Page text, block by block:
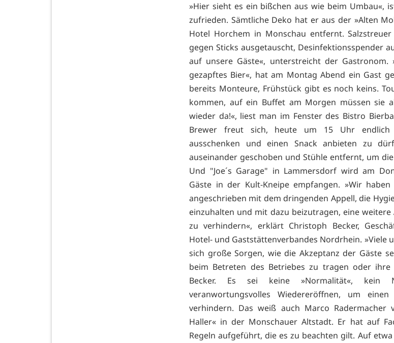
»Hier sieht es ein bißchen aus wie beim Umbau«,
zufrieden. Sämtliche Deko hat er aus der »Alten
Hotel Horchem in Monschau entfernt.
gegen Sticks ausgetauscht, Desinfektionsspender
auf unsere Gäste«, unterstreicht der Gastronom.
gezapftes Bier«, hat am Montag Abend ein Gast
bereits Monteure, Frühstück gibt es noch keins.
kommen, auf ein Buffet am Morgen müssen sie
wieder da!«, liest man im Fenster des Bistro
Brewer freut sich, heute um 15 Uhr endlich
ausschenken und einen Snack anbieten zu
auseinander geschoben und Stühle entfernt, um
Und "Joe´s Garage" in Lammersdorf wird am
Gäste in der Kult-Kneipe empfangen. »Wir
angeschrieben mit dem dringenden Appell, die
einzuhalten und mit dazu beizutragen, eine
zu verhindern«, erklärt Christoph Becker,
Hotel- und Gaststättenverbandes Nordrhein. »Viele
sich große Sorgen, wie die Akzeptanz der Gäste
beim Betreten des Betriebes zu tragen oder ihre
Becker. Es sei keine »Normalität«, kein
veranwortungsvolles Wiedereröffnen, um
verhindern. Das weiß auch Marco Radermacher
Haller« in der Monschauer Altstadt. Er hat auf
Regeln aufgeführt, die es zu beachten gilt. Auf